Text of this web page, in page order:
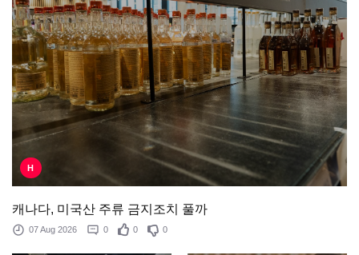
H
캐나다, 미국산 주류 금지조치 풀까
07 Aug 2026 0 0 0